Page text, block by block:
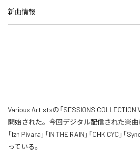
新曲情報
Various Artistsの「SESSIONS COLLECTION
開始された。今回デジタル配信された楽曲は
「Izn Pivara」「IN THE RAIN」「CHK CYC」「
っている。